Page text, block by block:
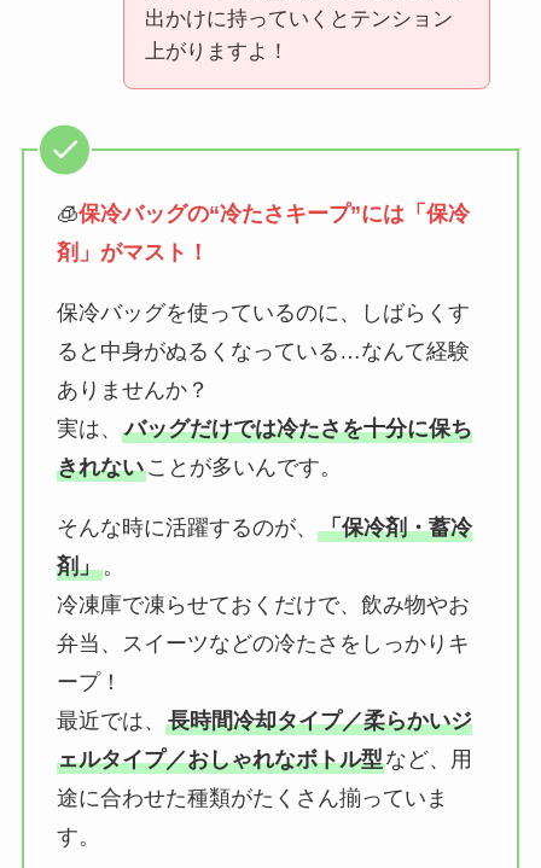
出かけに持っていくとテンション
上がりますよ！
🧊保冷バッグの“冷たさキープ”には「保冷
剤」がマスト！
保冷バッグを使っているのに、しばらくす
ると中身がぬるくなっている…なんて経験
ありませんか？
実は、 バッグだけでは冷たさを十分に保ち
きれないことが多いんです。
そんな時に活躍するのが、 「保冷剤・蓄冷
剤」。
冷凍庫で凍らせておくだけで、飲み物やお
弁当、スイーツなどの冷たさをしっかりキ
ープ！
最近では、 長時間冷却タイプ／柔らかいジ
ェルタイプ／おしゃれなボトル型など、用
途に合わせた種類がたくさん揃っていま
す。